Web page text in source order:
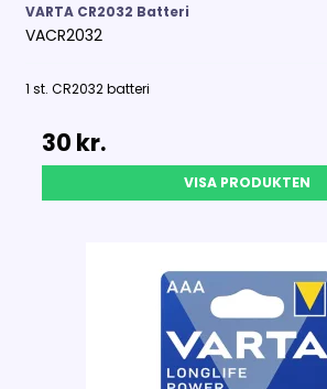
VARTA CR2032 Batteri
VACR2032
1 st. CR2032 batteri
30 kr.
VISA PRODUKTEN